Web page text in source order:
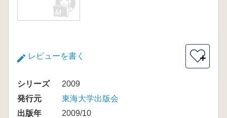
レビューを書く ＋
シリーズ
2009
発行元
東海大学出版会
出版年
2009/10